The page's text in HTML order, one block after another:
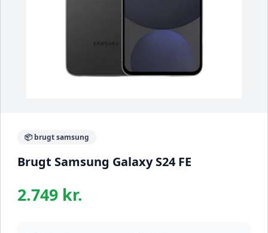
📦 brugt samsung
Brugt Samsung Galaxy S24 FE
2.749 kr.